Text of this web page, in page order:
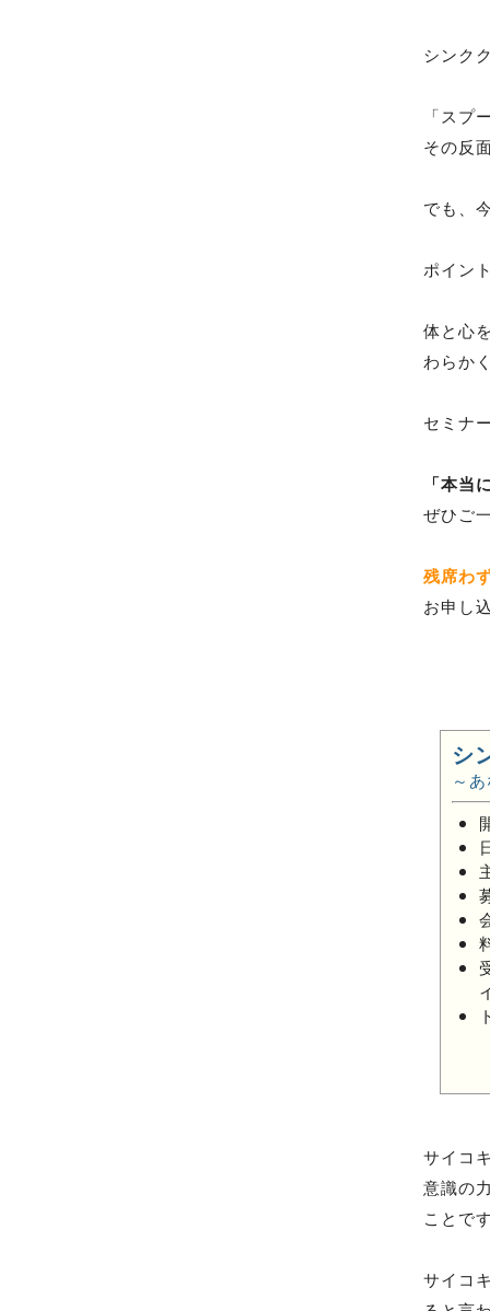
シンク
「スプ
その反
でも、
ポイン
体と心
わらか
セミナ
「本当
ぜひご
残席わ
お申し
シ
～
サイコ
意識の
ことです
サイコ